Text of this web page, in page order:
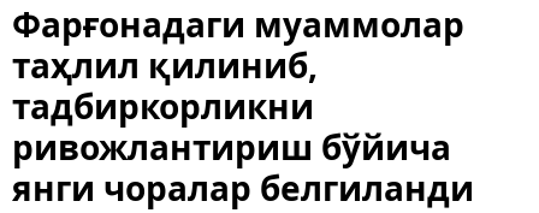
Фарғонадаги муаммолар
таҳлил қилиниб,
тадбиркорликни
ривожлантириш бўйича
янги чоралар белгиланди